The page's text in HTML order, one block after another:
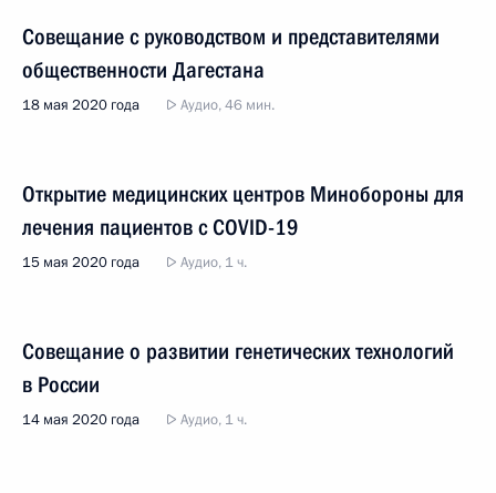
Совещание с руководством и представителями
общественности Дагестана
18 мая 2020 года Аудио, 46 мин.
Открытие медицинских центров Минобороны для
лечения пациентов с COVID-19
15 мая 2020 года Аудио, 1 ч.
Совещание о развитии генетических технологий
в России
14 мая 2020 года Аудио, 1 ч.